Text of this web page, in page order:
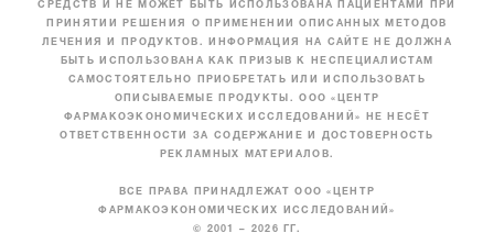
СРЕДСТВ И НЕ МОЖЕТ БЫТЬ ИСПОЛЬЗОВАНА ПАЦИЕНТАМИ ПРИ
ПРИНЯТИИ РЕШЕНИЯ О ПРИМЕНЕНИИ ОПИСАННЫХ МЕТОДОВ
ЛЕЧЕНИЯ И ПРОДУКТОВ. ИНФОРМАЦИЯ НА САЙТЕ НЕ ДОЛЖНА
БЫТЬ ИСПОЛЬЗОВАНА КАК ПРИЗЫВ К НЕСПЕЦИАЛИСТАМ
САМОСТОЯТЕЛЬНО ПРИОБРЕТАТЬ ИЛИ ИСПОЛЬЗОВАТЬ
ОПИСЫВАЕМЫЕ ПРОДУКТЫ. ООО «ЦЕНТР
ФАРМАКОЭКОНОМИЧЕСКИХ ИССЛЕДОВАНИЙ» НЕ НЕСЁТ
ОТВЕТСТВЕННОСТИ ЗА СОДЕРЖАНИЕ И ДОСТОВЕРНОСТЬ
РЕКЛАМНЫХ МАТЕРИАЛОВ.
ВСЕ ПРАВА ПРИНАДЛЕЖАТ ООО «ЦЕНТР
ФАРМАКОЭКОНОМИЧЕСКИХ ИССЛЕДОВАНИЙ»
© 2001 – 2026 ГГ.